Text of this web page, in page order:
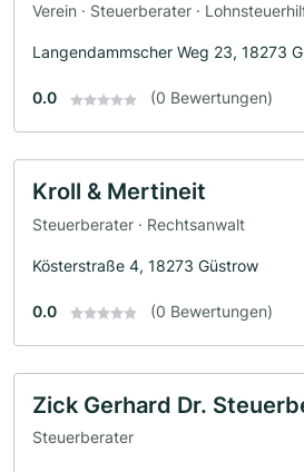
Verein · Steuerberater ·
Langendammscher Weg 23, 18273
0.0 (0 Bewertungen)
Kroll & Mertineit
Steuerberater · Rechtsanwalt
Kösterstraße 4, 18273 Güstrow
0.0 (0 Bewertungen)
Zick Gerhard Dr.
Steuerberater